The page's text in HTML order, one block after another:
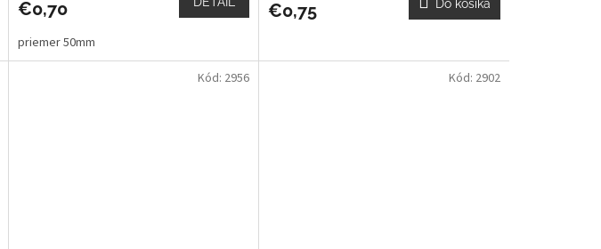
€0,70
priemer 50mm
€0,75 Do košíka
Kód: 2956 Kód: 2902